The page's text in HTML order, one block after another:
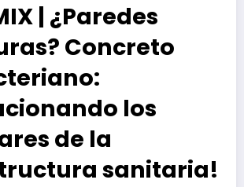
| ¿Paredes
Concreto
los
de la
sanitaria!